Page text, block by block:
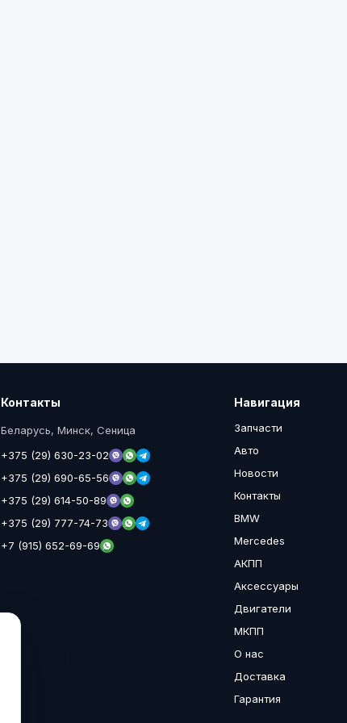
Контакты
Беларусь, Минск, Сеница
+375 (29) 630-23-02
+375 (29) 690-65-56
+375 (29) 614-50-89
+375 (29) 777-74-73
+7 (915) 652-69-69
Навигация
Запчасти
Авто
Новости
Контакты
BMW
Mercedes
АКПП
Аксессуары
Двигатели
МКПП
О нас
Доставка
Гарантия